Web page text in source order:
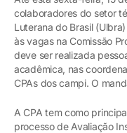
colaboradores do setor
Luterana do Brasil
às vagas na Comissão
deve ser realizada
acadêmica, nas
CPAs dos campi. O
A CPA tem como
processo de Avaliação